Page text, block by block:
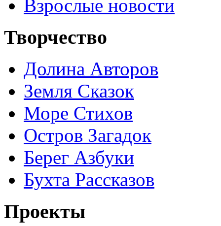
Взрослые новости
Творчество
Долина Авторов
Земля Сказок
Море Стихов
Остров Загадок
Берег Азбуки
Бухта Рассказов
Проекты